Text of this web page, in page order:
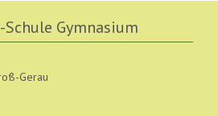
Gymnasium
Gerau